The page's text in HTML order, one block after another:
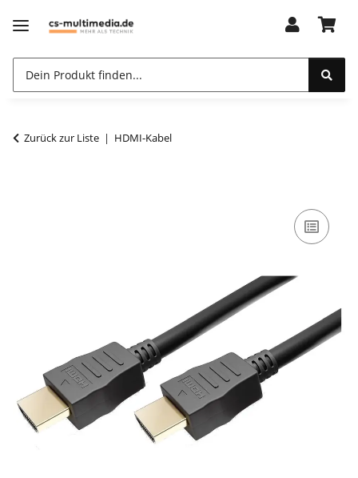
Zurück zur Liste HDMI-Kabel